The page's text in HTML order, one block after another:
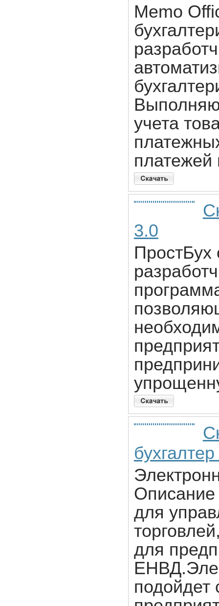
Memo
учета
платежей
3.0
ПростБух
Описание
для
для
подойдет